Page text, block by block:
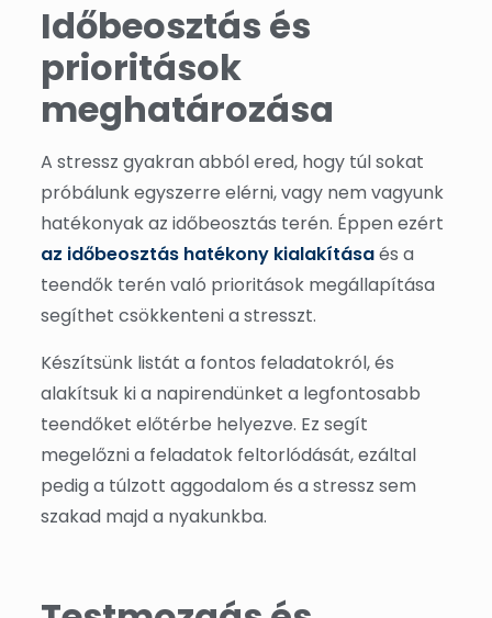
Időbeosztás és
prioritások
meghatározása
A stressz gyakran abból ered, hogy túl sokat
próbálunk egyszerre elérni, vagy nem vagyunk
hatékonyak az időbeosztás terén. Éppen ezért
az időbeosztás hatékony kialakításaés a
teendők terén való prioritások megállapítása
segíthet csökkenteni a stresszt.
Készítsünk listát a fontos feladatokról, és
alakítsuk ki a napirendünket a legfontosabb
teendőket előtérbe helyezve. Ez segít
megelőzni a feladatok feltorlódását, ezáltal
pedig a túlzott aggodalom és a stressz sem
szakad majd a nyakunkba.